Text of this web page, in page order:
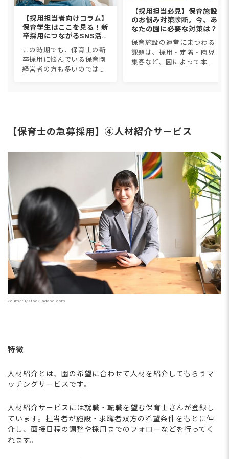
【採用担当者向けコラム】
保育学生はここを見る！新
卒採用につながるSNS活
る3つの条件
この時期でも、保育士の新
卒採用に悩んでいる保育園
経営者の方も多いのではな
る「安...
【採用担当必見】保育施設
のお悩み対策診断。今、あ
なたの園に必要な対策は？
保育施設の運営にまつわる
課題は、採用・定着・園児
集客など、園によって本当
【保育士の急募採用】④人材紹介サービス
koumaru/stock.adobe.com
特徴
人材紹介とは、園の希望に合わせて人材を紹介してもらうマ
ッチングサービスです。
人材紹介サービスには就職・転職を望む保育士さんが登録し
ています。担当者が施設・求職者双方の希望条件をもとに仲
介し、面接日程の調整や採用までのフォローなどを行ってく
れます。